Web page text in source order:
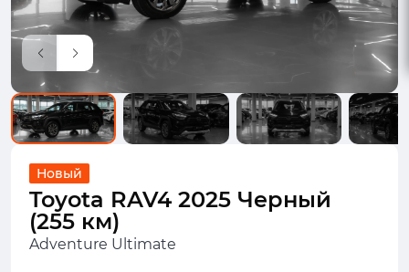
Новый
Toyota RAV4 2025 Черный
(255 км)
Adventure Ultimate